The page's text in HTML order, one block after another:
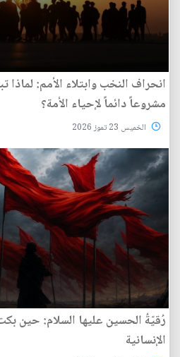
انحراف النخب وابتلاء الأمم:
مشروعاً دائماً لإحياء الأمة؟
الخميس 23 تموز 2026
رُقيّةُ الحسين عليها السلام: حين
الإنسانية